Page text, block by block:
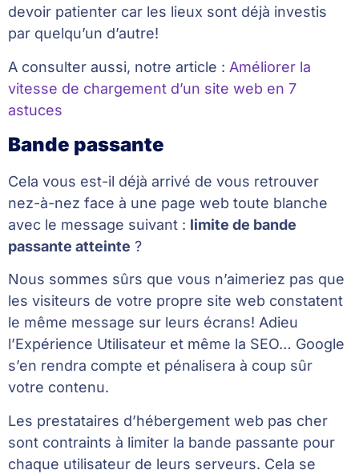
devoir patienter car les lieux sont déjà investis
par quelqu’un d’autre!
A consulter aussi, notre article : Améliorer la
vitesse de chargement d’un site web en 7
astuces
Bande passante
Cela vous est-il déjà arrivé de vous retrouver
nez-à-nez face à une page web toute blanche
avec le message suivant : limite de bande
passante atteinte ?
Nous sommes sûrs que vous n’aimeriez pas que
les visiteurs de votre propre site web constatent
le même message sur leurs écrans! Adieu
l’Expérience Utilisateur et même la SEO… Google
s’en rendra compte et pénalisera à coup sûr
votre contenu.
Les prestataires d’hébergement web pas cher
sont contraints à limiter la bande passante pour
chaque utilisateur de leurs serveurs. Cela se